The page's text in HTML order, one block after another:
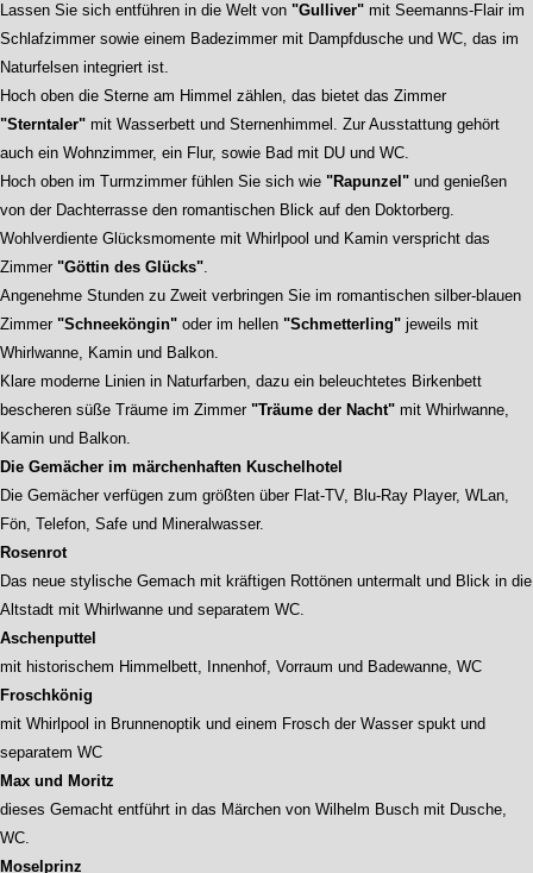
Lassen Sie sich entführen in die Welt von "Gulliver" mit Seemanns-Flair im
Schlafzimmer sowie einem Badezimmer mit Dampfdusche und WC, das im
Naturfelsen integriert ist.
Hoch oben die Sterne am Himmel zählen, das bietet das Zimmer
"Sterntaler" mit Wasserbett und Sternenhimmel. Zur Ausstattung gehört
auch ein Wohnzimmer, ein Flur, sowie Bad mit DU und WC.
Hoch oben im Turmzimmer fühlen Sie sich wie "Rapunzel" und genießen
von der Dachterrasse den romantischen Blick auf den Doktorberg.
Wohlverdiente Glücksmomente mit Whirlpool und Kamin verspricht das
Zimmer "Göttin des Glücks".
Angenehme Stunden zu Zweit verbringen Sie im romantischen silber-blauen
Zimmer "Schneeköngin" oder im hellen "Schmetterling" jeweils mit
Whirlwanne, Kamin und Balkon.
Klare moderne Linien in Naturfarben, dazu ein beleuchtetes Birkenbett
bescheren süße Träume im Zimmer "Träume der Nacht" mit Whirlwanne,
Kamin und Balkon.
Die Gemächer im märchenhaften Kuschelhotel
Die Gemächer verfügen zum größten über Flat-TV, Blu-Ray Player, WLan,
Fön, Telefon, Safe und Mineralwasser.
Rosenrot
Das neue stylische Gemach mit kräftigen Rottönen untermalt und Blick in die
Altstadt mit Whirlwanne und separatem WC.
Aschenputtel
mit historischem Himmelbett, Innenhof, Vorraum und Badewanne, WC
Froschkönig
mit Whirlpool in Brunnenoptik und einem Frosch der Wasser spukt und
separatem WC
Max und Moritz
dieses Gemacht entführt in das Märchen von Wilhelm Busch mit Dusche,
WC.
Moselprinz